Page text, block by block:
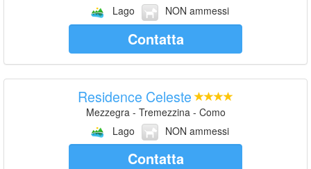
Lago
NON ammessi
Contatta
Residence Celeste
Mezzegra - Tremezzina - Como
Lago
NON ammessi
Contatta